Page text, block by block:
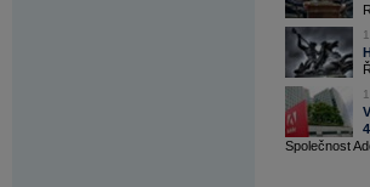
Společnost